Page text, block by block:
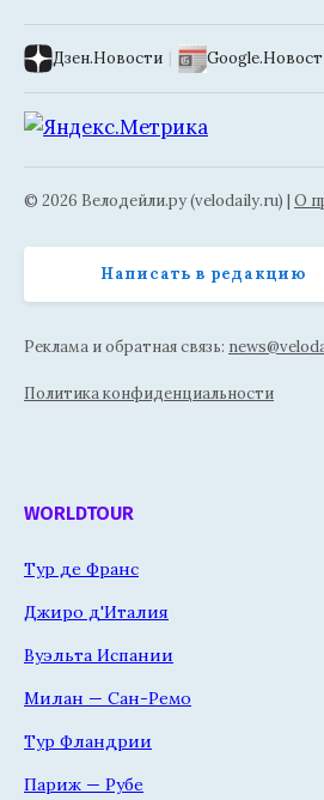
Дзен.Новости |
© 2026 Велодейли.ру (velodaily.ru) | О
Написать в редакцию
Реклама и обратная связь:
Политика конфиденциальности
WORLDTOUR
Тур де Франс
Джиро д'Италия
Вуэльта Испании
Милан — Сан-Ремо
Тур Фландрии
Париж — Рубе